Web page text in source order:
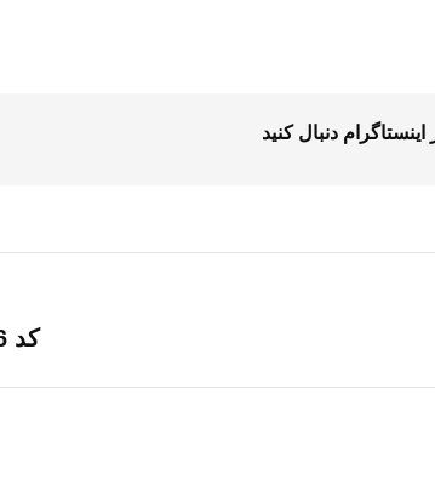
اینستاگرام دنبال کنید
کد 1126